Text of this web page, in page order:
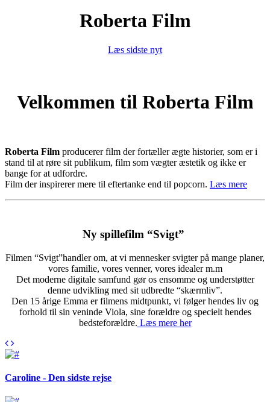
Roberta Film
Læs sidste nyt
Velkommen til Roberta Film
Roberta Film producerer film der fortæller ægte historier, som er i
stand til at røre sit publikum, film som vægter æstetik og ikke er
bange for at udfordre.
Film der inspirerer mere til eftertanke end til popcorn. Læs mere
Ny spillefilm “Svigt”
Filmen “Svigt”handler om, at vi mennesker svigter på mange planer,
vores familie, vores venner, vores idealer m.m
Det moderne digitale samfund gør os ensomme og understøtter
denne udvikling med sit udbredte “skærmliv”.
Den 15 årige Emma er filmens midtpunkt, vi følger hendes liv og
forhold til sin veninde Viola, sine forældre og specielt hendes
bedsteforældre. Læs mere her
Caroline - Den sidste rejse